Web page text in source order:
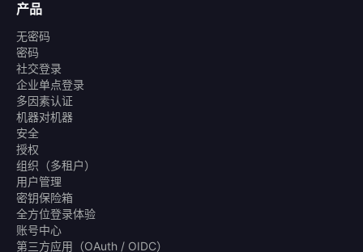
产品
无密码
密码
社交登录
企业单点登录
多因素认证
机器对机器
安全
授权
组织（多租户）
用户管理
密钥保险箱
全方位登录体验
账号中心
第三方应用（OAuth / OIDC）